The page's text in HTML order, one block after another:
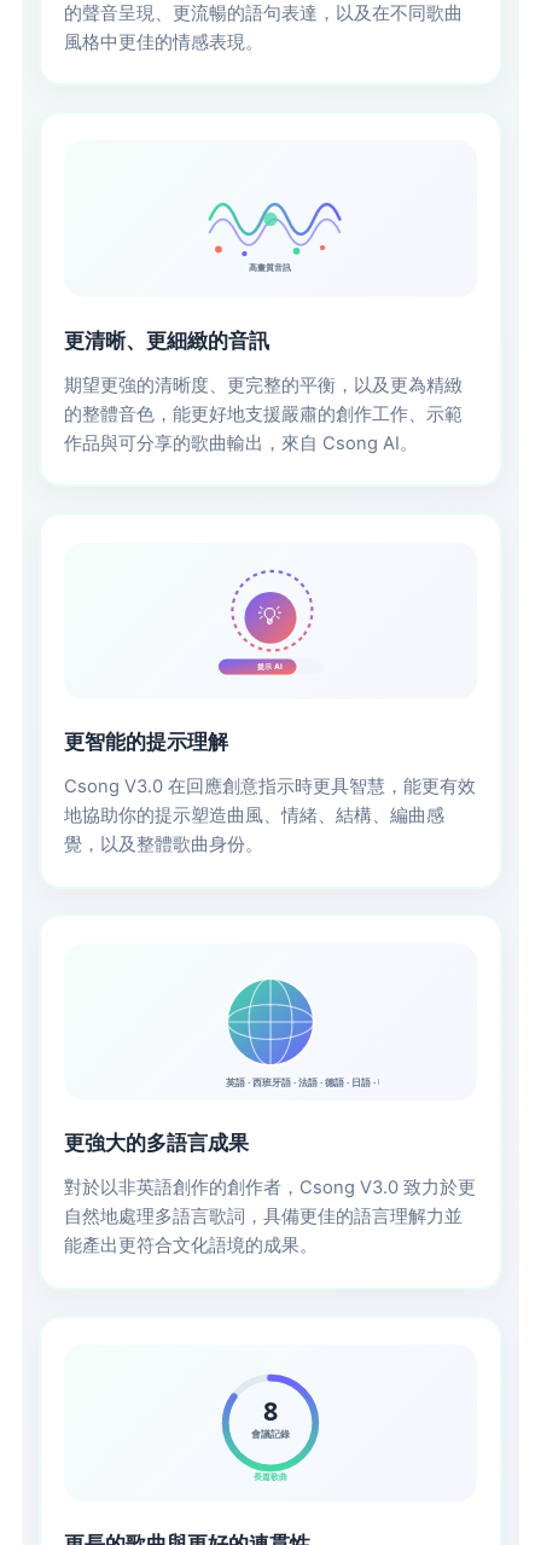
的聲音呈現、更流暢的語句表達，以及在不同歌曲
風格中更佳的情感表現。
高畫質音訊
更清晰、更細緻的音訊
期望更強的清晰度、更完整的平衡，以及更為精緻
的整體音色，能更好地支援嚴肅的創作工作、示範
作品與可分享的歌曲輸出，來自 Csong AI。
💡
提示 AI
更智能的提示理解
Csong V3.0 在回應創意指示時更具智慧，能更有效
地協助你的提示塑造曲風、情緒、結構、編曲感
覺，以及整體歌曲身份。
英語 · 西班牙語 · 法語 · 德語 · 日語 · 韓語 · 中文 · 阿拉伯語
更強大的多語言成果
對於以非英語創作的創作者，Csong V3.0 致力於更
自然地處理多語言歌詞，具備更佳的語言理解力並
能產出更符合文化語境的成果。
8
會議記錄
長篇歌曲